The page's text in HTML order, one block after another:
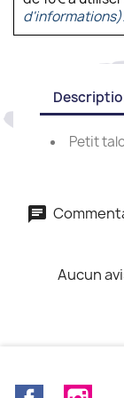
d'informations).
Petit
Aucun
Facebook